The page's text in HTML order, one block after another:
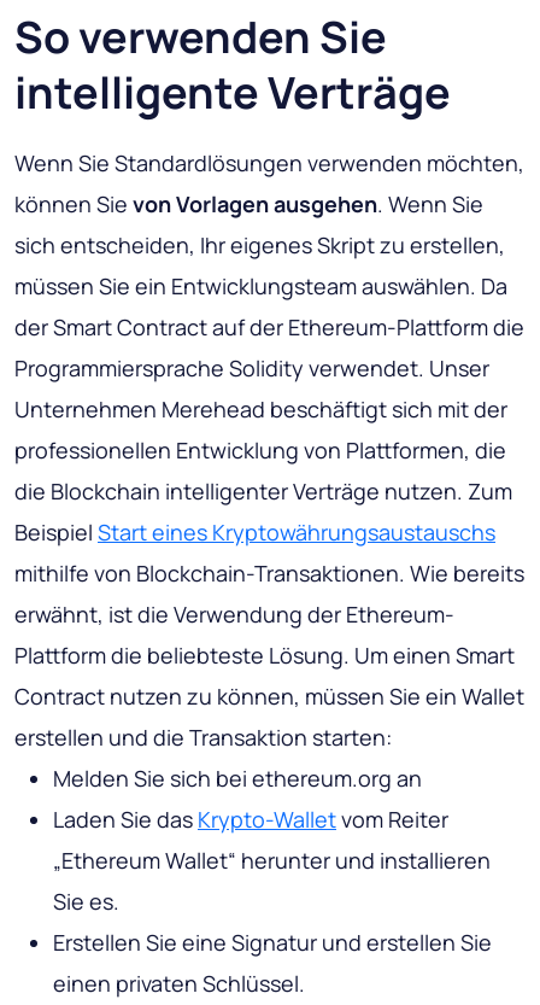
So verwenden Sie
intelligente Verträge
Wenn Sie Standardlösungen verwenden möchten,
können Sie von Vorlagen ausgehen. Wenn Sie
sich entscheiden, Ihr eigenes Skript zu erstellen,
müssen Sie ein Entwicklungsteam auswählen. Da
der Smart Contract auf der Ethereum-Plattform die
Programmiersprache Solidity verwendet. Unser
Unternehmen Merehead beschäftigt sich mit der
professionellen Entwicklung von Plattformen, die
die Blockchain intelligenter Verträge nutzen. Zum
Beispiel Start eines Kryptowährungsaustauschs
mithilfe von Blockchain-Transaktionen. Wie bereits
erwähnt, ist die Verwendung der Ethereum-
Plattform die beliebteste Lösung. Um einen Smart
Contract nutzen zu können, müssen Sie ein Wallet
erstellen und die Transaktion starten:
Melden Sie sich bei ethereum.org an
Laden Sie das Krypto-Walletvom Reiter
„Ethereum Wallet“ herunter und installieren
Sie es.
Erstellen Sie eine Signatur und erstellen Sie
einen privaten Schlüssel.